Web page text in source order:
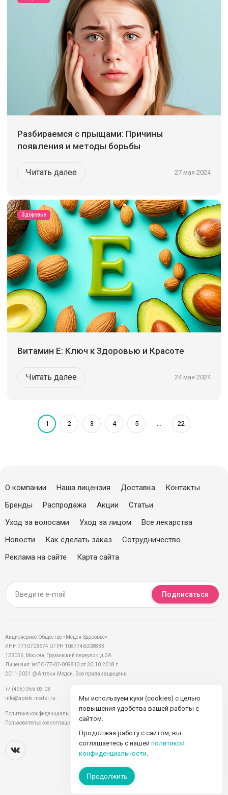
Разбираемся с прыщами: Причины
появления и методы борьбы
Читать далее 27 мая 2024
Здоровье
Витамин Е: Ключ к Здоровью и Красоте
Читать далее 24 мая 2024
1 2 3 4 5 22
О компании Наша лицензия Доставка
Контакты
Бренды
Распродажа Акции
Статьи
Уход за волосами
Уход за лицом
Все лекарства
Новости
Как сделать заказ
Сотрудничество
Реклама на сайте
Карта сайта
Подписаться
Акционерное Общество «Медси-Здоровье»
ИНН 7710703674 ОГРН 1087746008833
123056, Москва, Грузинский переулок, д.3А
Лицензия: №ЛО-77-02-009813 от 30.10.2018 г
2011-2021 @ Аптеки.Медси. Все права защищены
+7 (495) 956-03-03
info@apteki.medsi.ru
Политика конфиденциальности
Пользовательское соглашение
Мы используем куки (cookies) с целью
повышения удобства вашей работы с
сайтом.
Продолжая работу с сайтом, вы
соглашаетесь с нашей политикой
конфиденциальности
Продолжить